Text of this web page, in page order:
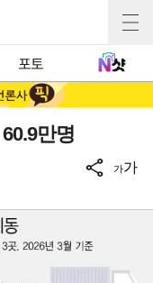
포토
만명
가가